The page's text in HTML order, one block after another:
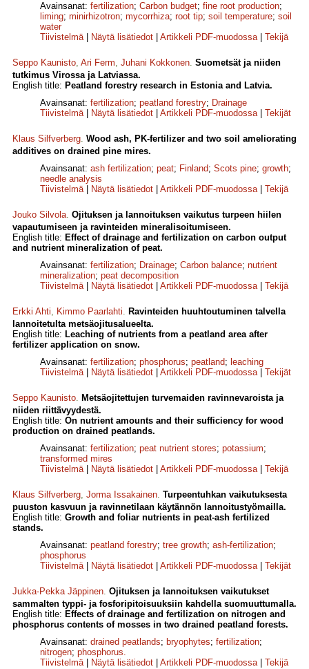
Avainsanat: fertilization; Carbon budget; fine root production;
liming; minirhizotron; mycorrhiza; root tip; soil temperature; soil
water
Tiivistelmä| Näytä lisätiedot Artikkeli PDF-muodossa| Tekijä
Seppo Kaunisto, Ari Ferm, Juhani Kokkonen. Suometsät ja niiden
tutkimus Virossa ja Latviassa.
English title: Peatland forestry research in Estonia and Latvia.
Avainsanat: fertilization; peatland forestry; Drainage
Tiivistelmä| Näytä lisätiedot Artikkeli PDF-muodossa| Tekijät
Klaus Silfverberg. Wood ash, PK-fertilizer and two soil ameliorating
additives on drained pine mires.
Avainsanat: ash fertilization; peat; Finland; Scots pine; growth;
needle analysis
Tiivistelmä| Näytä lisätiedot Artikkeli PDF-muodossa| Tekijä
Jouko Silvola. Ojituksen ja lannoituksen vaikutus turpeen hiilen
vapautumiseen ja ravinteiden mineralisoitumiseen.
English title: Effect of drainage and fertilization on carbon output
and nutrient mineralization of peat.
Avainsanat: fertilization; Drainage; Carbon balance; nutrient
mineralization; peat decomposition
Tiivistelmä| Näytä lisätiedot Artikkeli PDF-muodossa| Tekijä
Erkki Ahti, Kimmo Paarlahti. Ravinteiden huuhtoutuminen talvella
lannoitetulta metsäojitusalueelta.
English title: Leaching of nutrients from a peatland area after
fertilizer application on snow.
Avainsanat: fertilization; phosphorus; peatland; leaching
Tiivistelmä| Näytä lisätiedot Artikkeli PDF-muodossa| Tekijät
Seppo Kaunisto. Metsäojitettujen turvemaiden ravinnevaroista ja
niiden riittävyydestä.
English title: On nutrient amounts and their sufficiency for wood
production on drained peatlands.
Avainsanat: fertilization; peat nutrient stores; potassium;
transformed mires
Tiivistelmä| Näytä lisätiedot Artikkeli PDF-muodossa| Tekijä
Klaus Silfverberg, Jorma Issakainen. Turpeentuhkan vaikutuksesta
puuston kasvuun ja ravinnetilaan käytännön lannoitustyömailla.
English title: Growth and foliar nutrients in peat-ash fertilized
stands.
Avainsanat: peatland forestry; tree growth; ash-fertilization;
phosphorus
Tiivistelmä| Näytä lisätiedot Artikkeli PDF-muodossa| Tekijät
Jukka-Pekka Jäppinen. Ojituksen ja lannoituksen vaikutukset
sammalten typpi- ja fosforipitoisuuksiin kahdella suomuuttumalla.
English title: Effects of drainage and fertiliza­tion on nitrogen and
phosphorus contents of mosses in two drained peatland forests.
Avainsanat: drained peatlands; bryophytes; fertilization;
nitrogen; phosphorus.
Tiivistelmä| Näytä lisätiedot Artikkeli PDF-muodossa| Tekijä